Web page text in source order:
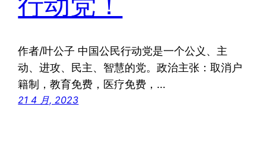
作者/叶公子 中国公民行动党是一个公义、主
动、进攻、民主、智慧的党。政治主张：取消户
籍制，教育免费，医疗免费，…
21 4 月, 2023